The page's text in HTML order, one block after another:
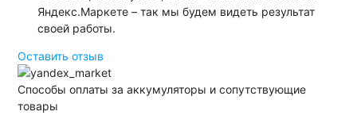
Яндекс.Маркете – так мы будем видеть результат
своей работы.
Оставить отзыв
Способы оплаты за аккумуляторы и сопутствующие
товары